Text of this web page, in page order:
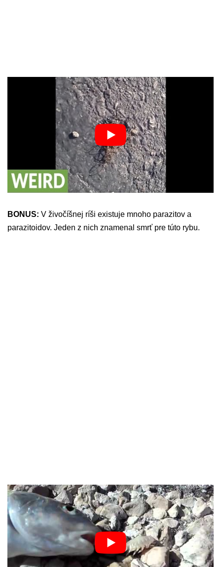
BONUS: V živočíšnej ríši existuje mnoho parazitov a
parazitoidov. Jeden z nich znamenal smrť pre túto rybu.